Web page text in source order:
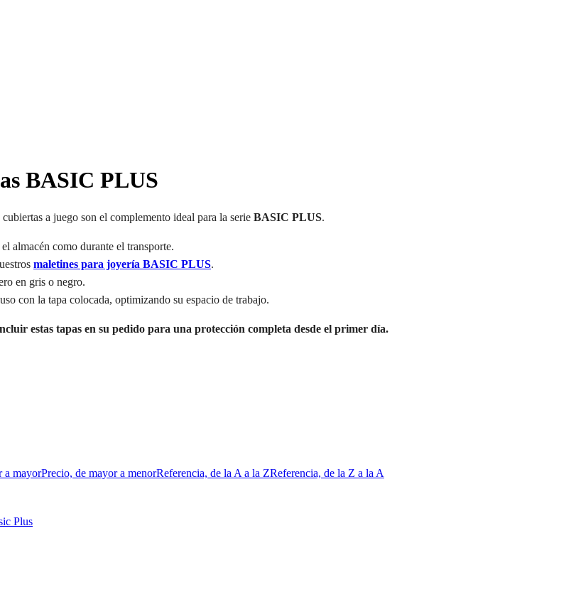
BASIC PLUS
a juego son el complemento ideal para la serie BASIC PLUS.
almacén como durante el transporte.
maletines para joyería BASIC PLUS.
en gris o negro.
con la tapa colocada, optimizando su espacio de trabajo.
estas tapas en su pedido para una protección completa desde el primer día.
a mayorPrecio, de mayor a menorReferencia, de la A a la ZReferencia, de la Z a la A